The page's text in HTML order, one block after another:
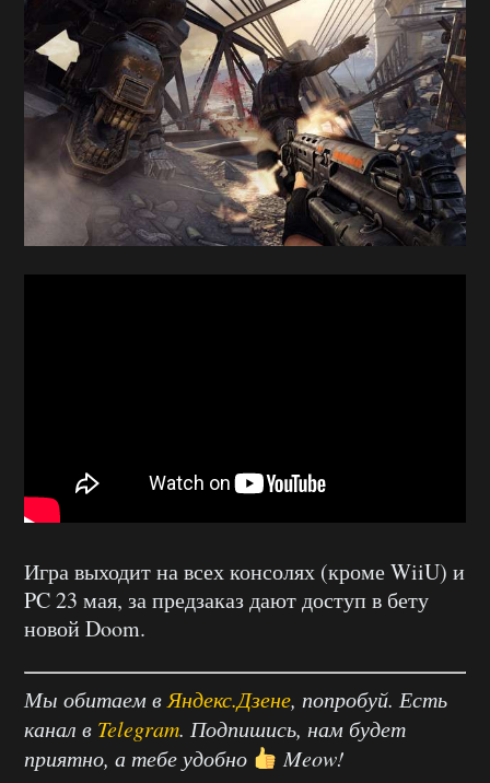
Игра выходит на всех консолях (кроме WiiU) и
PC 23 мая, за предзаказ дают доступ в бету
новой Doom.
Мы обитаем вЯндекс.Дзене, попробуй. Есть
канал в Telegram. Подпишись, нам будет
приятно, а тебе удобно
Meow!